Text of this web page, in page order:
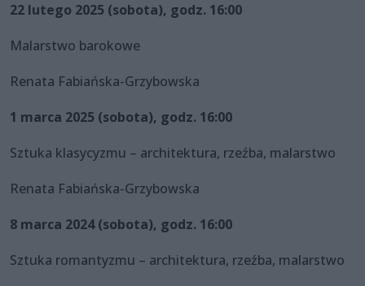
22 lutego 2025 (sobota), godz. 16:00
Malarstwo barokowe
Renata Fabiańska-Grzybowska
1 marca 2025 (sobota), godz. 16:00
Sztuka klasycyzmu – architektura, rzeźba, malarstwo
Renata Fabiańska-Grzybowska
8 marca 2024 (sobota), godz. 16:00
Sztuka romantyzmu – architektura, rzeźba, malarstwo